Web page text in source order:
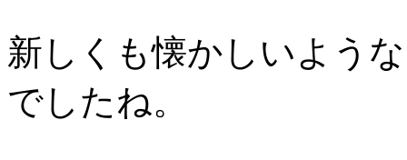
新しくも懐かしいよう
でしたね。